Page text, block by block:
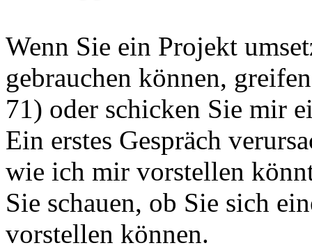
Wenn Sie ein Projekt
gebrauchen können,
71) oder schicken Sie mir
Ein erstes Gespräch
wie ich mir vorstellen
Sie schauen, ob Sie sich
vorstellen können.